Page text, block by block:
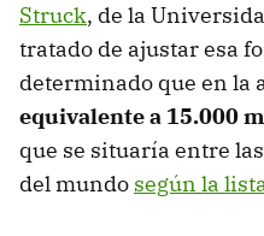
Struck, de la
tratado de ajustar esa
determinado que en la
equivalente a 15.000
que se situaría entre
del mundo según la